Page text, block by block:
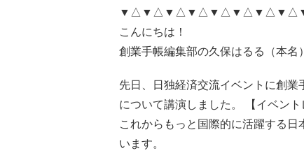
こんにちは！
創業手帳編集部の久保はるる（本名
先日、日独経済交流イベントに創
について講演しました。
【イベン
これからもっと国際的に活躍する
います。